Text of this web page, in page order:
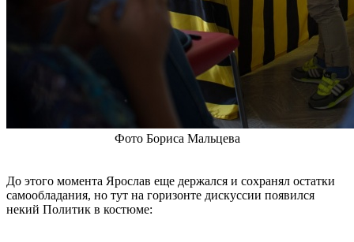
Фото Бориса Мальцева
До этого момента Ярослав еще держался и сохранял остатки
самообладания, но тут на горизонте дискуссии появился
некий Политик в костюме: